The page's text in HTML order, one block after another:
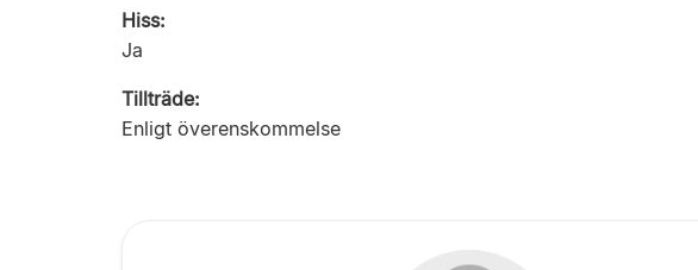
Hiss:
Ja
Tillträde:
Enligt överenskommelse